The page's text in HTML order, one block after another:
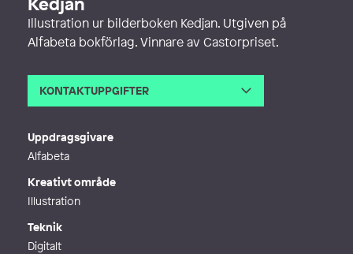
Illustration ur bilderboken Kedjan. Utgiven på
Alfabeta bokförlag. Vinnare av Castorpriset.
KONTAKTUPPGIFTER
Uppdragsgivare
Alfabeta
Kreativt område
Illustration
Teknik
Digitalt